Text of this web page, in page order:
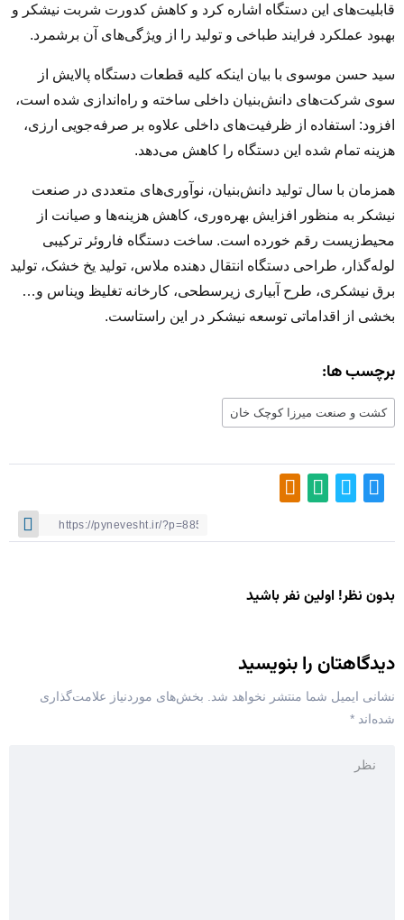
قابلیت‌های این دستگاه اشاره کرد و کاهش کدورت شربت نیشکر و
بهبود عملکرد فرایند طباخی و تولید را از ویژگی‌های آن برشمرد.
سید حسن موسوی با بیان اینکه کلیه قطعات دستگاه پالایش از
سوی شرکت‌های دانش‌بنیان داخلی ساخته و راه‌اندازی شده است،
افزود: استفاده از ظرفیت‌های داخلی علاوه بر صرفه‌جویی ارزی،
هزینه تمام شده این دستگاه را کاهش می‌دهد.
همزمان با سال تولید دانش‌بنیان، نوآوری‌های متعددی در صنعت
نیشکر به منظور افزایش بهره‌وری، کاهش هزینه‌ها و صیانت از
محیط‌زیست رقم خورده است. ساخت دستگاه فاروئر ترکیبی
لوله‌گذار، طراحی دستگاه انتقال دهنده ملاس، تولید یخ خشک، تولید
برق نیشکری، طرح آبیاری زیرسطحی، کارخانه تغلیظ ویناس و…
بخشی از اقداماتی توسعه نیشکر در این راستاست.
برچسب ها:
کشت و صنعت میرزا کوچک خان
بدون نظر! اولین نفر باشید
دیدگاهتان را بنویسید
نشانی ایمیل شما منتشر نخواهد شد.
بخش‌های موردنیاز علامت‌گذاری
شده‌اند *